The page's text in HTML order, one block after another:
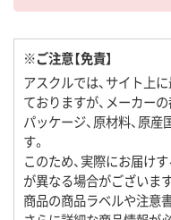
※ご注意【免責】
アスクルでは、サイト上
ておりますが、メーカーの
パッケージ、原材料、原
す。
このため、実際にお届け
が異なる場合がございま
商品の商品ラベルや注意